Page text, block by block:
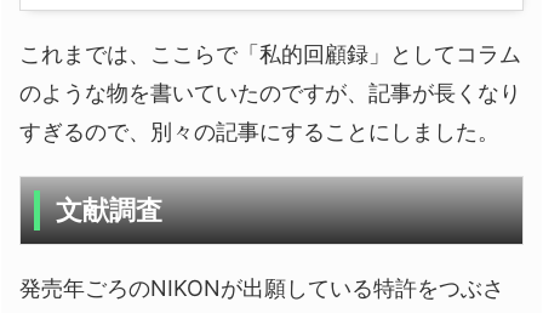
これまでは、ここらで「私的回顧録」としてコラム
のような物を書いていたのですが、記事が長くなり
すぎるので、別々の記事にすることにしました。
文献調査
発売年ごろのNIKONが出願している特許をつぶさ